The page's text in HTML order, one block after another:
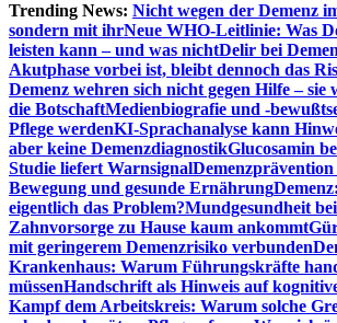
Trending News: Nicht wegen der Demenz
sondern mit ihrNeue WHO-Leitlinie: Was
leisten kann – und was nichtDelir bei
Akutphase vorbei ist, bleibt dennoch das
Demenz wehren sich nicht gegen Hilfe – sie
die BotschaftMedienbiografie und -
Pflege werdenKI-Sprachanalyse kann
aber keine DemenzdiagnostikGlucosamin
Studie liefert Warnsignal
Bewegung und gesunde Ernährung
eigentlich das Problem?Mundgesundheit
Zahnvorsorge zu Hause kaum ankommt
mit geringerem Demenzrisiko verbunden
Krankenhaus: Warum Führungskräfte
müssenHandschrift als Hinweis auf
Kampf dem Arbeitskreis: Warum solche